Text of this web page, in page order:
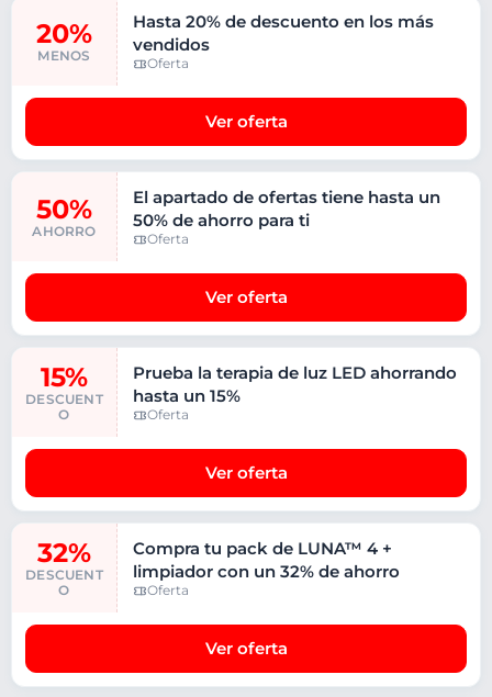
20%
MENOS
Hasta 20% de descuento en los más
vendidos
Oferta
Ver oferta
50%
AHORRO
El apartado de ofertas tiene hasta un
50% de ahorro para ti
Oferta
Ver oferta
15%
DESCUENT
O
Prueba la terapia de luz LED ahorrando
hasta un 15%
Oferta
Ver oferta
32%
DESCUENT
O
Compra tu pack de LUNA™ 4 +
limpiador con un 32% de ahorro
Oferta
Ver oferta